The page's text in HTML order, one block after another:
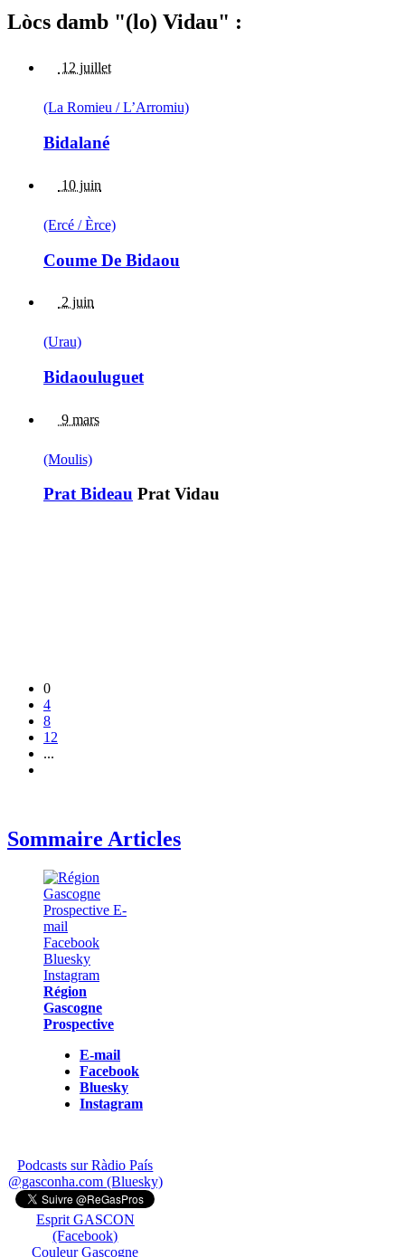
Lòcs damb "(lo) Vidau" :
12 juillet
(La Romieu / L’Arromiu)
Bidalané
10 juin
(Ercé / Èrce)
Coume De Bidaou
2 juin
(Urau)
Bidaouluguet
9 mars
(Moulis)
Prat Bideau Prat Vidau
0
4
8
12
...
Sommaire Articles
Région
Gascogne
Prospective
E-mail
Facebook
Bluesky
Instagram
Podcasts sur Ràdio País
@gasconha.com (Bluesky)
Esprit GASCON
(Facebook)
Couleur Gascogne